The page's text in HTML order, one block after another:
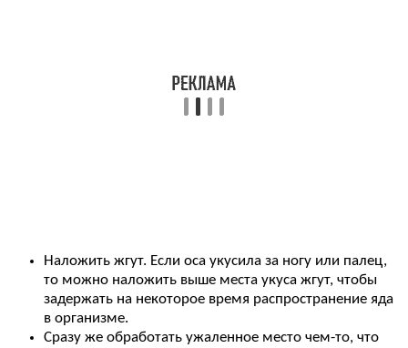
Наложить жгут. Если оса укусила за ногу или палец,
то можно наложить выше места укуса жгут, чтобы
задержать на некоторое время распространение яда
в организме.
Сразу же обработать ужаленное место чем-то, что